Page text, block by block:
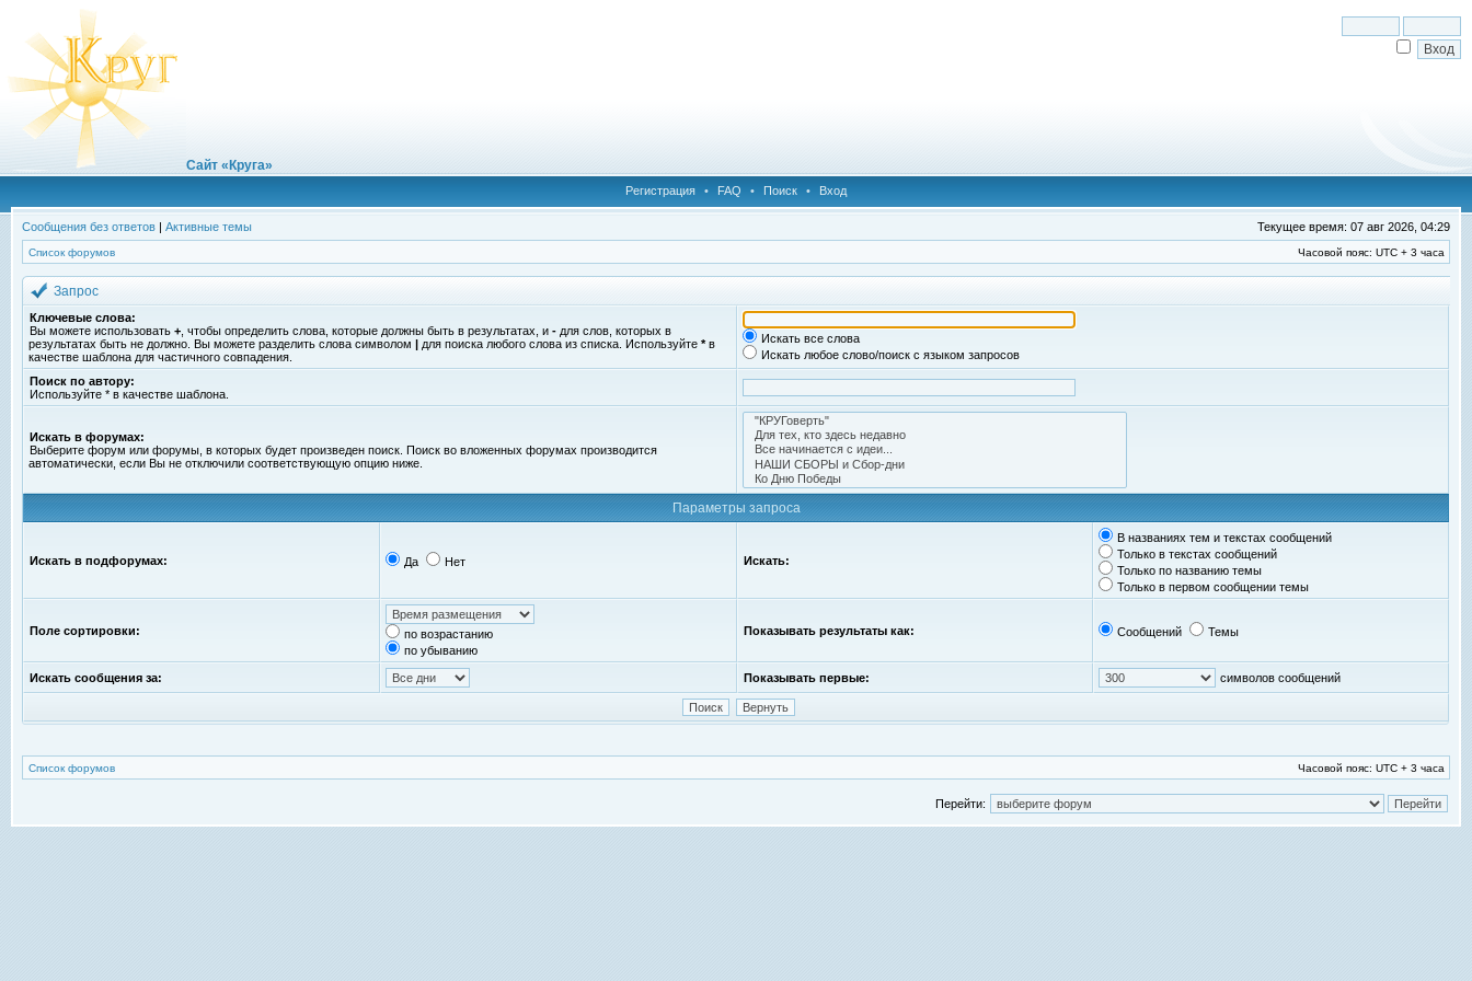
Сайт «Круга»
Регистрация • FAQ • Поиск • Вход
Сообщения без ответов | Активные темы Текущее время: 07 авг 2026, 04:29
Список форумов Часовой пояс: UTC + 3 часа
Запрос
Ключевые слова:
Вы можете использовать + , чтобы определить слова, которые должны быть в результатах, и - для слов, которых в
результатах быть не должно. Вы можете разделить слова символом | для поиска любого слова из списка. Используйте *в
качестве шаблона для частичного совпадения.
Искать все слова
Искать любое слово/поиск с языком запросов
Поиск по автору:
Используйте * в качестве шаблона.
Искать в форумах:
Выберите форум или форумы, в которых будет произведен поиск. Поиск во вложенных форумах производится
автоматически, если Вы не отключили соответствующую опцию ниже.
Параметры запроса
Искать в подфорумах: Да Нет Искать:
В названиях тем и текстах сообщений
Только в текстах сообщений
Только по названию темы
Только в первом сообщении темы
Поле сортировки:
по возрастанию
по убыванию
Показывать результаты как: Сообщений Темы
Искать сообщения за: Показывать первые: символов сообщений
Список форумов Часовой пояс: UTC + 3 часа
Перейти: